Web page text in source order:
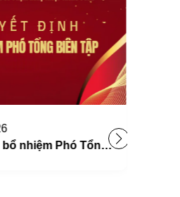
Quyết định bổ nhiệm Phó Tổng Biên tập Tạp Chí Giáo dục Nghệ thuật